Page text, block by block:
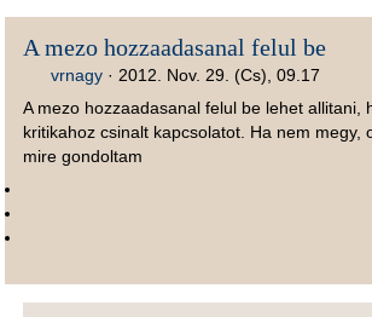
A mezo hozzaadasanal felul be
vrnagy · 2012. Nov. 29. (Cs), 09.17
A mezo hozzaadasanal felul be lehet
kritikahoz csinalt kapcsolatot. Ha nem
mire gondoltam